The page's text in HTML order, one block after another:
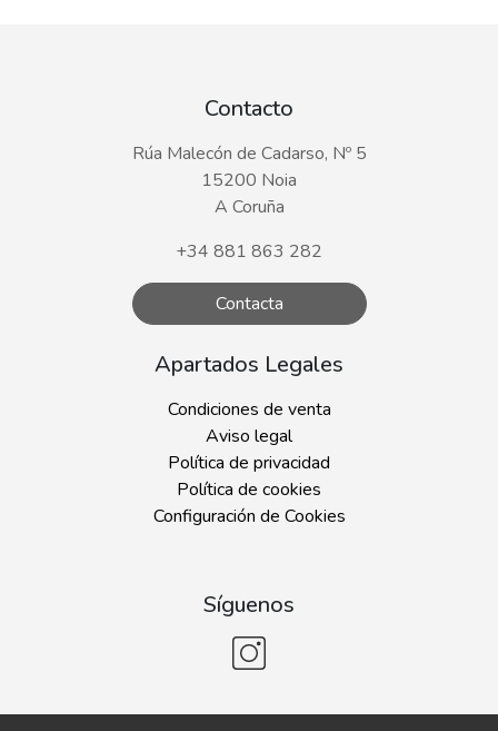
Contacto
Rúa Malecón de Cadarso, Nº 5
15200 Noia
A Coruña
+34 881 863 282
Contacta
Apartados Legales
Condiciones de venta
Aviso legal
Política de privacidad
Política de cookies
Configuración de Cookies
Síguenos